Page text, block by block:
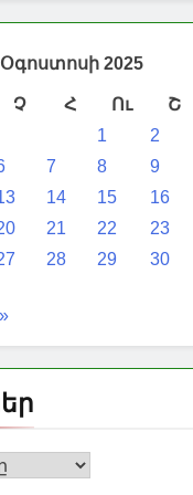
լինել. Թրամփ
ձորի շքեղ
է
Օգոստոսի 2025
Չ Հ Ու Շ
1
2
7 8 9
14 15 16
21 22 23
28 29 30